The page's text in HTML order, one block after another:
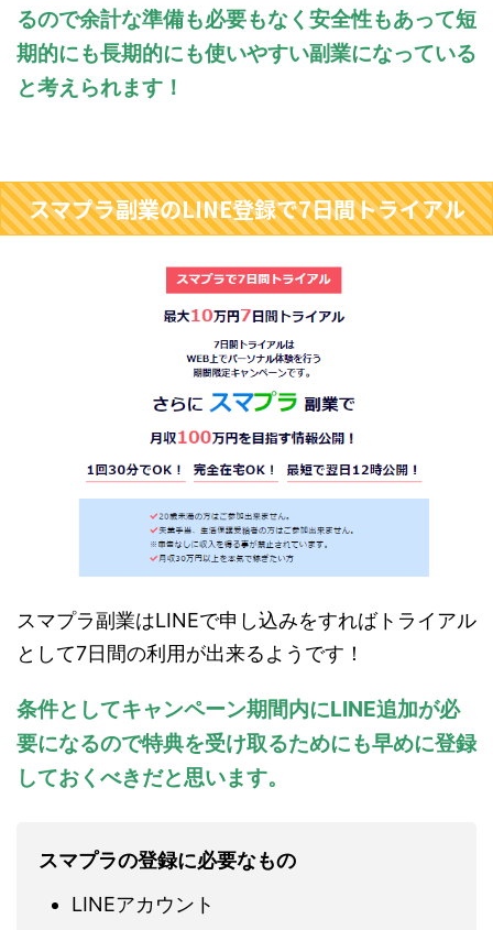
るので余計な準備も必要もなく安全性もあって短
期的にも長期的にも使いやすい副業になっている
と考えられます！
スマプラ副業のLINE登録で7日間トライアル
スマプラ副業はLINEで申し込みをすればトライアル
として7日間の利用が出来るようです！
条件としてキャンペーン期間内にLINE追加が必
要になるので特典を受け取るためにも早めに登録
しておくべきだと思います。
スマプラの登録に必要なもの
LINEアカウント